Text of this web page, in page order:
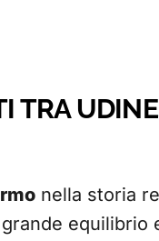
TRA
nella storia
equilibrio